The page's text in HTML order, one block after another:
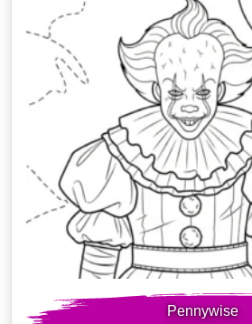
Pennywise